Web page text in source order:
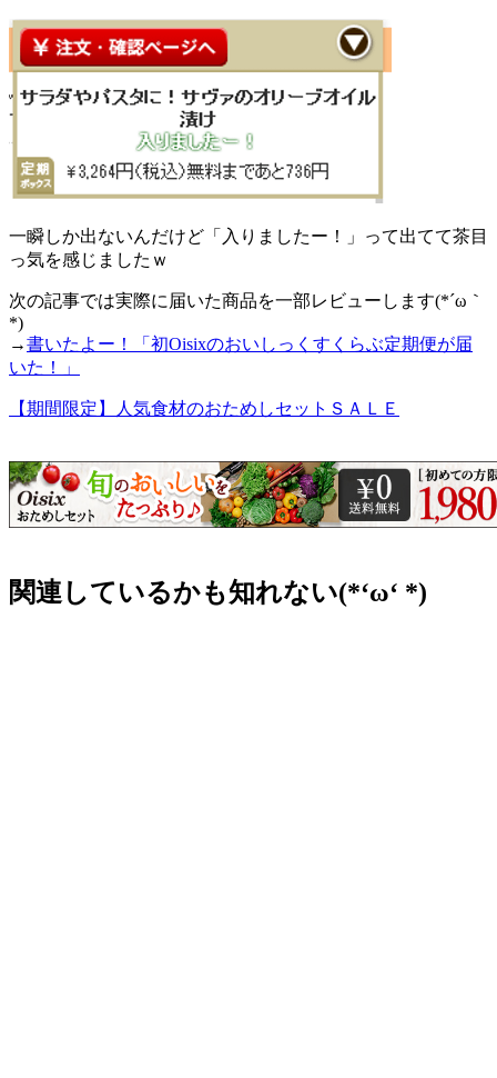
一瞬しか出ないんだけど「入りましたー！」って出てて茶目
っ気を感じましたｗ
次の記事では実際に届いた商品を一部レビューします(*´ω｀
*)
→書いたよー！「初Oisixのおいしっくすくらぶ定期便が届
いた！」
【期間限定】人気食材のおためしセットＳＡＬＥ
関連しているかも知れない(*‘ω‘ *)